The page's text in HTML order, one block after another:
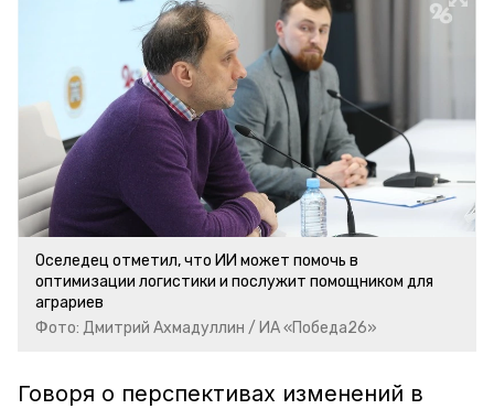
Оселедец отметил, что ИИ может помочь в
оптимизации логистики и послужит помощником для
аграриев
Фото: Дмитрий Ахмадуллин / ИА «Победа26»
Говоря о перспективах изменений в